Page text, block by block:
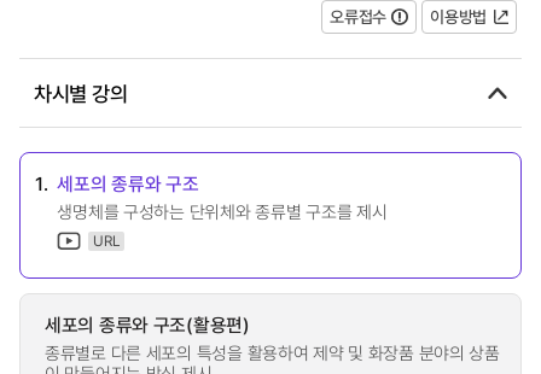
오류접수
이용방법
차시별 강의
1. 세포의 종류와 구조
생명체를 구성하는 단위체와 종류별 구조를 제시
URL
세포의 종류와 구조(활용편)
종류별로 다른 세포의 특성을 활용하여 제약 및 화장품 분야의 상품